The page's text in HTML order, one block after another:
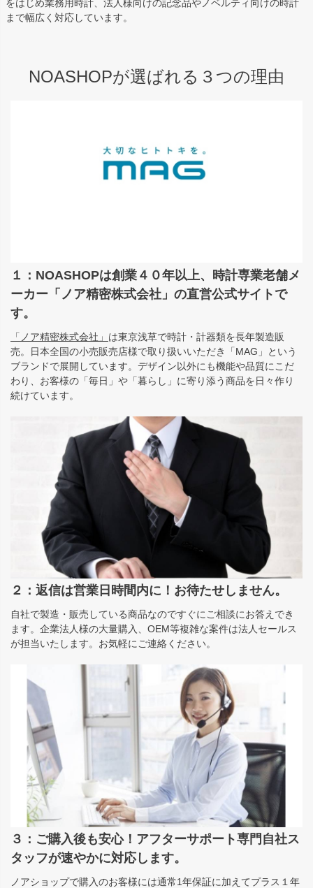
をはじめ業務用時計、法人様向けの記念品やノベルティ向けの時計
まで幅広く対応しています。
NOASHOPが選ばれる３つの理由
１：NOASHOPは創業４０年以上、時計専業老舗メ
ーカー「ノア精密株式会社」の直営公式サイトで
す。
「ノア精密株式会社」 は東京浅草で時計・計器類を長年製造販
売。日本全国の小売販売店様で取り扱いいただき「MAG」という
ブランドで展開しています。デザイン以外にも機能や品質にこだ
わり、お客様の「毎日」や「暮らし」に寄り添う商品を日々作り
続けています。
２：返信は営業日時間内に！お待たせしません。
自社で製造・販売している商品なのですぐにご相談にお答えでき
ます。企業法人様の大量購入、OEM等複雑な案件は法人セールス
が担当いたします。お気軽にご連絡ください。
３：ご購入後も安心！アフターサポート専門自社ス
タッフが速やかに対応します。
ノアショップで購入のお客様には通常1年保証に加えてプラス１年